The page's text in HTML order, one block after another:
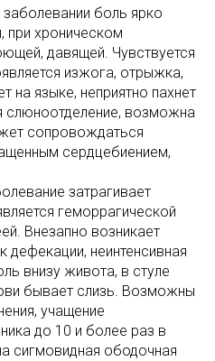
заболевании боль ярко
хроническом
давящей. Чувствуется
изжога, отрыжка,
на языке, неприятно пахнет
слюноотделение, возможна
сопровождаться
сердцебиением,
затрагивает
геморрагической
Внезапно возникает
дефекации, неинтенсивная
внизу живота, в стуле
бывает слизь. Возможны
учащение
до 10 и более раз в
сигмовидная ободочная